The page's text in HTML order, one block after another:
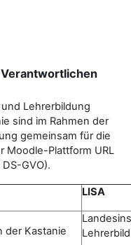
Verantwortlichen
Lehrerbildung
sind im Rahmen der
gemeinsam für die
Moodle-Plattform URL
GVO).
LISA
der Kastanie